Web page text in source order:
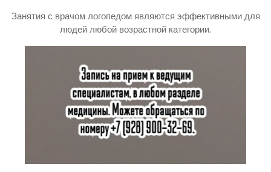
Занятия с врачом логопедом являются эффективными для
людей любой возрастной категории.